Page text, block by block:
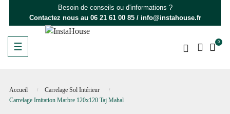
Besoin de conseils ou d'informations ?
Contactez nous au 06 21 61 00 85/ info@instahouse.fr
Basculer
la
☰ 0
Accueil
Carrelage Sol Intérieur
Carrelage Imitation Marbre 120x120 Taj Mahal